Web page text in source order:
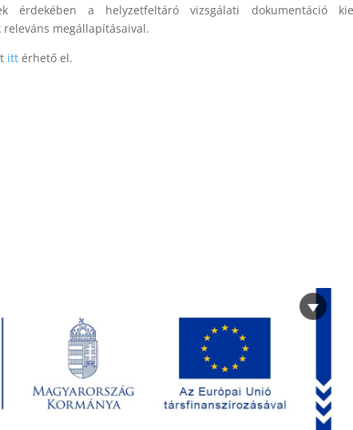
érdekében a helyzetfeltáró vizsgálati dokumentáció
megállapításaival.
itt érhető el.